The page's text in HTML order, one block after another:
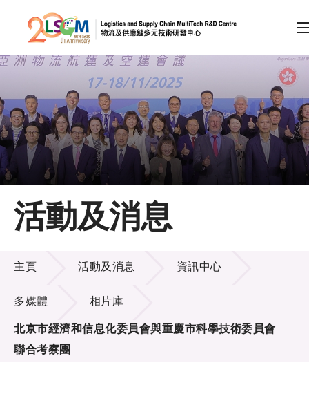
跳到內容（按回車鍵）
會員登入
A A EN 繁 简
主頁
關於LSCM
技術商品化
項目及資助計劃
活動及消息
活動
活動及消息
活動及消息
主頁 活動及消息 資訊中心
多媒體 相片庫
北京市經濟和信息化委員會與重慶市科學技術委員會
聯合考察團